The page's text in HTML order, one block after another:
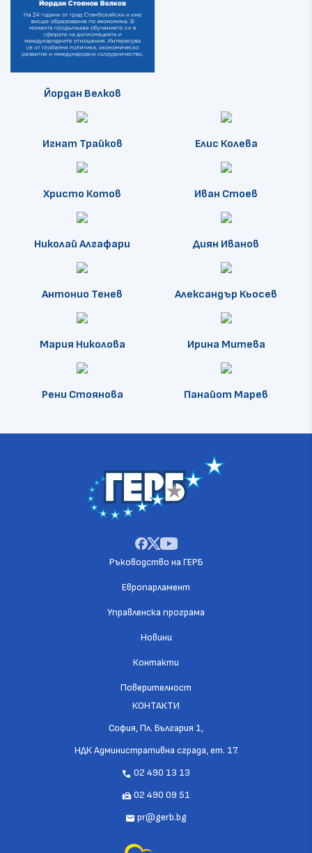
Йордан Велков
Игнат Трайков Елис Колева
Христо Котов Иван Стоев
Николай Алгафари Диян Иванов
Антонио Тенев Александър Кьосев
Мария Николова Ирина Митева
Рени Стоянова Панайот Марев
Ръководство на ГЕРБ
Европарламент
Управленска програма
Новини
Контакти
Поверителност
КОНТАКТИ
София, Пл. България 1,
НДК Административна сграда, ет. 17.
call 02 490 13 13
fax02 490 09 51
mail pr@gerb.bg